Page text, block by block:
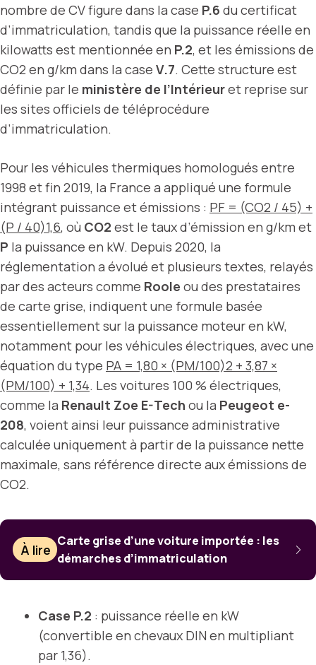
nombre de CV figure dans la case P.6 du certificat
d’immatriculation, tandis que la puissance réelle en
kilowatts est mentionnée en P.2, et les émissions de
CO2 en g/km dans la case V.7. Cette structure est
définie par le ministère de l’Intérieuret reprise sur
les sites officiels de téléprocédure
d’immatriculation.
Pour les véhicules thermiques homologués entre
1998 et fin 2019, la France a appliqué une formule
intégrant puissance et émissions : PF = (CO2 / 45) +
(P / 40)1,6, où CO2 est le taux d’émission en g/km et
P la puissance en kW. Depuis 2020, la
réglementation a évolué et plusieurs textes, relayés
par des acteurs comme Roole ou des prestataires
de carte grise, indiquent une formule basée
essentiellement sur la puissance moteur en kW,
notamment pour les véhicules électriques, avec une
équation du type PA = 1,80 × (PM/100)2 + 3,87 ×
(PM/100) + 1,34. Les voitures 100 % électriques,
comme la Renault Zoe E-Tech ou la Peugeot e-
208, voient ainsi leur puissance administrative
calculée uniquement à partir de la puissance nette
maximale, sans référence directe aux émissions de
CO2.
À lire
Carte grise d’une voiture importée : les
démarches d’immatriculation
Case P.2 : puissance réelle en kW
(convertible en chevaux DIN en multipliant
par 1,36).